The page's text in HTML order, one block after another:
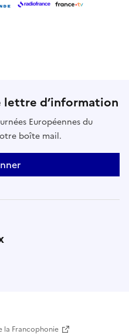
lettre d’information
Européennes du
boîte mail.
la Francophonie